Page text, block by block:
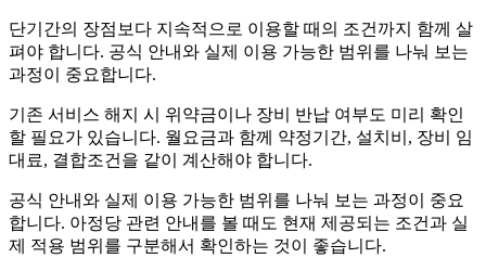
단기간의 장점보다 지속적으로 이용할 때의 조건까지 함께 살
펴야 합니다. 공식 안내와 실제 이용 가능한 범위를 나눠 보는
과정이 중요합니다.
기존 서비스 해지 시 위약금이나 장비 반납 여부도 미리 확인
할 필요가 있습니다. 월요금과 함께 약정기간, 설치비, 장비 임
대료, 결합조건을 같이 계산해야 합니다.
공식 안내와 실제 이용 가능한 범위를 나눠 보는 과정이 중요
합니다. 아정당 관련 안내를 볼 때도 현재 제공되는 조건과 실
제 적용 범위를 구분해서 확인하는 것이 좋습니다.